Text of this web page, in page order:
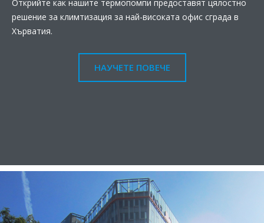
Открийте как нашите термопомпи предоставят цялостно
решение за климтизация за най-високата офис сграда в
Хърватия.
НАУЧЕТЕ ПОВЕЧЕ